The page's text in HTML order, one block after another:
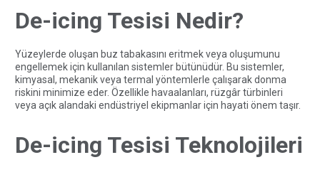
De-icing Tesisi Nedir?
Yüzeylerde oluşan buz tabakasını eritmek veya oluşumunu
engellemek için kullanılan sistemler bütünüdür. Bu sistemler,
kimyasal, mekanik veya termal yöntemlerle çalışarak donma
riskini minimize eder. Özellikle havaalanları, rüzgâr türbinleri
veya açık alandaki endüstriyel ekipmanlar için hayati önem taşır.
De-icing Tesisi Teknolojileri